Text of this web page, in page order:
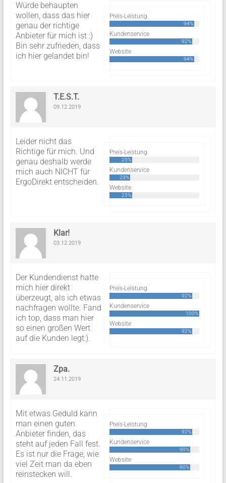
Preis-Leistung
94%
Kundenservice
92%
Website
94%
Würde behaupten
wollen, dass das hier
genau der richtige
Anbieter für mich ist :)
Bin sehr zufrieden, dass
ich hier gelandet bin!
T.E.S.T.
09.12.2019
Preis-Leistung
25%
Kundenservice
23%
Website
25%
Leider nicht das
Richtige für mich. Und
genau deshalb werde
mich auch NICHT für
ErgoDirekt entscheiden.
Klar!
03.12.2019
Preis-Leistung
92%
Kundenservice
100%
Website
92%
Der Kundendienst hatte
mich hier direkt
überzeugt, als ich etwas
nachfragen wollte. Fand
ich top, dass man hier
so einen großen Wert
auf die Kunden legt:).
Zpa.
24.11.2019
Preis-Leistung
92%
Kundenservice
90%
Website
90%
Mit etwas Geduld kann
man einen guten
Anbieter finden, das
steht auf jeden Fall fest.
Es ist nur die Frage, wie
viel Zeit man da eben
reinstecken will.